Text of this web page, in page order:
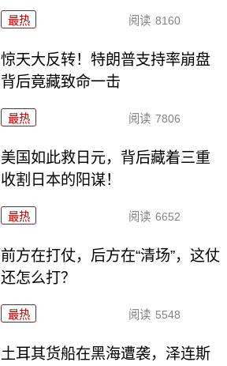
最热 阅读 8160
惊天大反转！特朗普支持率崩盘
背后竟藏致命一击
最热 阅读 7806
美国如此救日元，背后藏着三重
收割日本的阳谋！
最热 阅读 6652
前方在打仗，后方在“清场”，这仗
还怎么打？
最热 阅读 5548
土耳其货船在黑海遭袭，泽连斯